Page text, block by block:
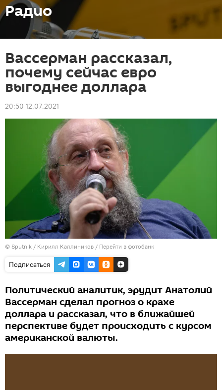
Радио
Вассерман рассказал,
почему сейчас евро
выгоднее доллара
20:50 12.07.2021
© Sputnik / Кирилл Каллиников / Перейти в фотобанк
Подписаться
Политический аналитик, эрудит Анатолий
Вассерман сделал прогноз о крахе
доллара и рассказал, что в ближайшей
перспективе будет происходить с курсом
американской валюты.